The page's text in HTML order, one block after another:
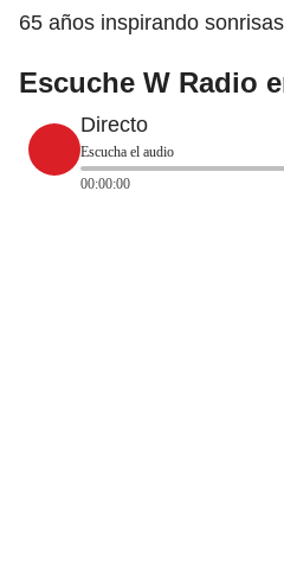
65 años inspirando
Escuche W Radio
Directo
Escucha el audio
00:00:00